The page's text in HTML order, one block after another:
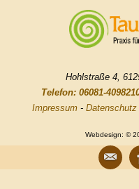
Hohlstraße 4,
Telefon: 06081-
Impressum- Datenschutz
Webdesign: ©